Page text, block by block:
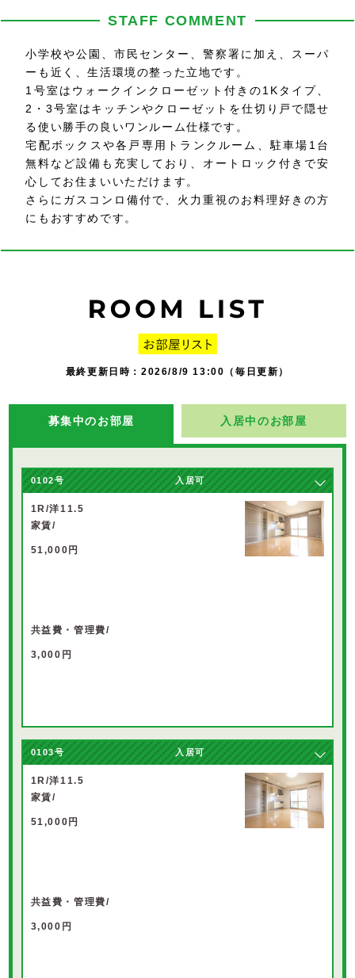
STAFF COMMENT
小学校や公園、市民センター、警察署に加え、スーパ
ーも近く、生活環境の整った立地です。
1号室はウォークインクローゼット付きの1Kタイプ、
2・3号室はキッチンやクローゼットを仕切り戸で隠せ
る使い勝手の良いワンルーム仕様です。
宅配ボックスや各戸専用トランクルーム、駐車場1台
無料など設備も充実しており、オートロック付きで安
心してお住まいいただけます。
さらにガスコンロ備付で、火力重視のお料理好きの方
にもおすすめです。
最終更新日時：2026/8/9 13:00（毎日更新）
募集中のお部屋 入居中のお部屋
0102号 入居可
1R/洋11.5
家賃/
51,000円
共益費・管理費/
3,000円
0103号 入居可
1R/洋11.5
家賃/
51,000円
共益費・管理費/
3,000円